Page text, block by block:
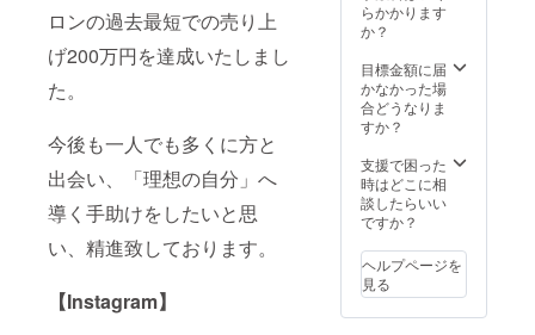
ロンの過去最短での売り上
げ200万円を達成いたしまし
た。
今後も一人でも多くに方と
出会い、「理想の自分」へ
導く手助けをしたいと思
い、精進致しております。
【Instagram】
らかかります
か？
目標金額に届
かなかった場
合どうなりま
すか？
支援で困った
時はどこに相
談したらいい
ですか？
ヘルプページを
見る